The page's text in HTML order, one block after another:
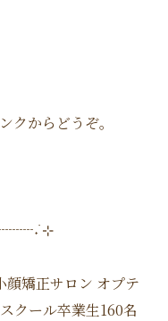
クからどうぞ。
⊹
顔矯正サロン オプテ
クール卒業生160名